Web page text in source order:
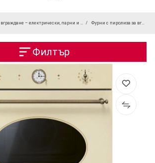
– електрически, парни и пиролитични Фурни с пиролиза за вграждане
Филтър